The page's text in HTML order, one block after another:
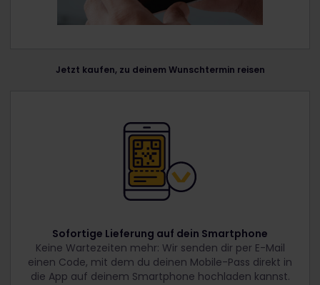
Jetzt kaufen, zu deinem Wunschtermin reisen
Sofortige Lieferung auf dein Smartphone
Keine Wartezeiten mehr: Wir senden dir per E-Mail
einen Code, mit dem du deinen Mobile-Pass direkt in
die App auf deinem Smartphone hochladen kannst.